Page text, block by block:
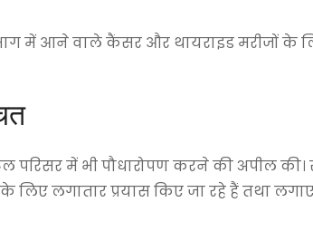
में आने वाले कैंसर और थायराइड मरीजों के
परिसर में भी पौधारोपण करने की अपील की।
लिए लगातार प्रयास किए जा रहे हैं तथा